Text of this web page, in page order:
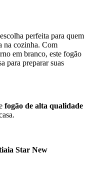
perfeita para quem
na cozinha. Com
em branco, este fogão
para preparar suas
fogão de alta qualidade
Star New